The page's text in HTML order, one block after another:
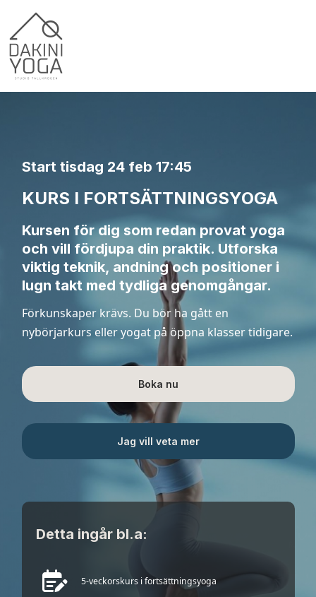
Start tisdag 24 feb 17:45
KURS I FORTSÄTTNINGSYOGA
Kursen för dig som redan provat yoga
och vill fördjupa din praktik. Utforska
viktig teknik, andning och positioner i
lugn takt med tydliga genomgångar.
Förkunskaper krävs. Du bör ha gått en
nybörjarkurs eller yogat på öppna klasser tidigare.
Boka nu
Jag vill veta mer
Detta ingår bl.a:
5-veckorskurs i fortsättningsyoga